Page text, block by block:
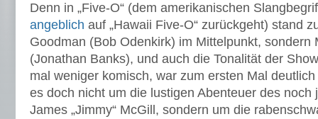
Denn in „Five-O“ (dem amerikanischen
angeblich auf „Hawaii Five-O“ zurückgeht) stand
Goodman (Bob Odenkirk) im Mittelpunkt, sondern
(Jonathan Banks), und auch die Tonalität der
mal weniger komisch, war zum ersten Mal
es doch nicht um die lustigen Abenteuer des noch
James „Jimmy“ McGill, sondern um die